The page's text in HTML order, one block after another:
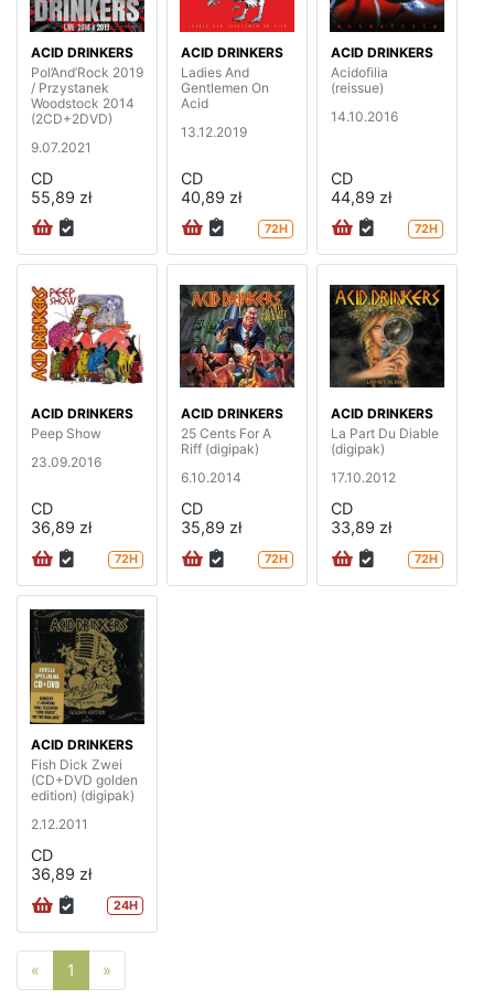
ACID DRINKERS
Pol’And’Rock 2019
/ Przystanek
Woodstock 2014
(2CD+2DVD)
9.07.2021
CD
55,89 zł
ACID DRINKERS
Ladies And
Gentlemen On
Acid
13.12.2019
CD
40,89 zł
72H
ACID DRINKERS
Acidofilia
(reissue)
14.10.2016
CD
44,89 zł
72H
ACID DRINKERS
Peep Show
23.09.2016
CD
36,89 zł
72H
ACID DRINKERS
25 Cents For A
Riff (digipak)
6.10.2014
CD
35,89 zł
72H
ACID DRINKERS
La Part Du Diable
(digipak)
17.10.2012
CD
33,89 zł
72H
ACID DRINKERS
Fish Dick Zwei
(CD+DVD golden
edition) (digipak)
2.12.2011
CD
36,89 zł
24H
« Poprzednia strona
1 »